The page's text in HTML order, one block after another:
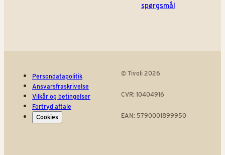
spørgsmål
Persondatapolitik
Ansvarsfraskrivelse
Vilkår og betingelser
Fortryd aftale
Cookies
© Tivoli 2026
CVR: 10404916
EAN: 5790001899950